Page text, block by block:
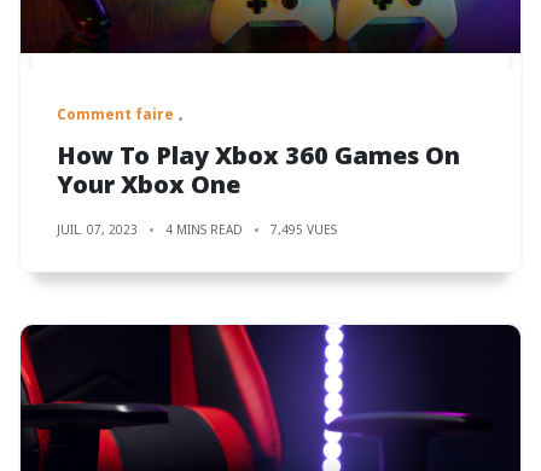
Comment faire
How To Play Xbox 360 Games On
Your Xbox One
JUIL. 07, 2023 4 MINS READ 7,495 VUES